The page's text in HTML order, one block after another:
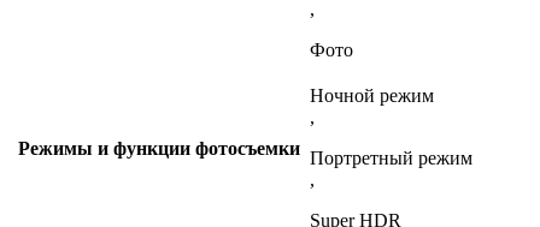
,
Фото
Режимы и функции фотосъемки
Ночной режим
,
Портретный режим
,
Super HDR